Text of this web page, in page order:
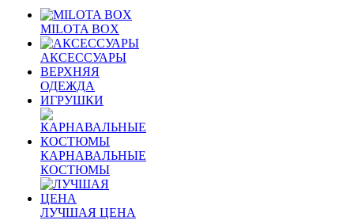
MILOTA BOX
АКСЕССУАРЫ
ВЕРХНЯЯ
ОДЕЖДА
ИГРУШКИ
КАРНАВАЛЬНЫЕ
КОСТЮМЫ
ЛУЧШАЯ ЦЕНА